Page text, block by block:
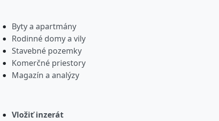
Byty a apartmány
Rodinné domy a vily
Stavebné pozemky
Komerčné priestory
Magazín a analýzy
Vložiť inzerát